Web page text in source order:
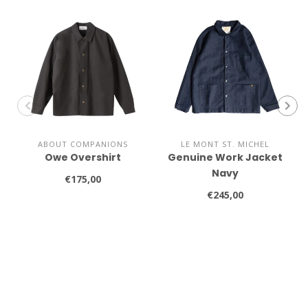
ABOUT COMPANIONS
Owe Overshirt
€175,00
LE MONT ST. MICHEL
Genuine Work Jacket
Navy
€245,00